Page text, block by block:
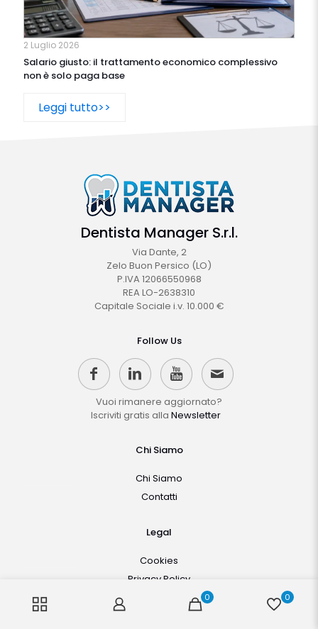
2 Luglio 2026
Salario giusto: il trattamento economico complessivo
non è solo paga base
Leggi tutto>>
Dentista Manager S.r.l.
Via Dante, 2
Zelo Buon Persico (LO)
P.IVA 12066550968
REA LO-2638310
Capitale Sociale i.v. 10.000 €
Follow Us
Vuoi rimanere aggiornato?
Iscriviti gratis alla Newsletter
Chi Siamo
Chi Siamo
Contatti
Legal
Cookies
Privacy Policy
Termini di Servizio
0 0